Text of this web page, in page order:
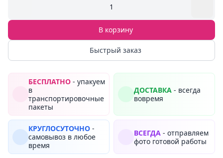
1
В корзину
Быстрый заказ
БЕСПЛАТНО - упакуем
в
транспортировочные
пакеты
ДОСТАВКА - всегда
вовремя
КРУГЛОСУТОЧНО -
самовывоз в любое
время
ВСЕГДА - отправляем
фото готовой работы